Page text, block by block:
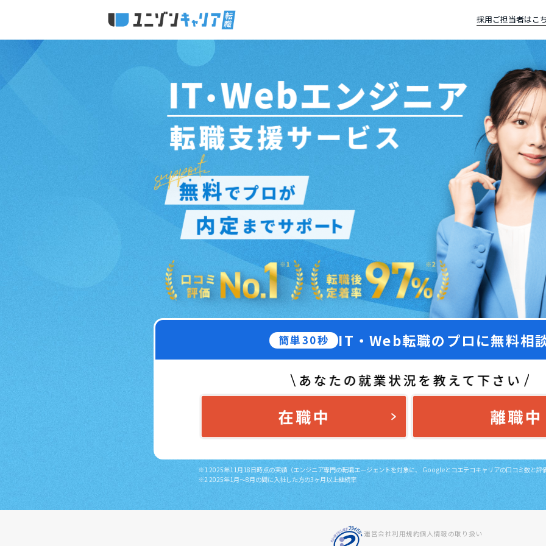
採用ご担当者はこ
簡単30秒 IT・Web転職のプロに無料相
※1 2025年11月18日時点の実績（エンジニア専門の転職エージェントを対象に、 Googleとコエテコキャリアの口コミ数と評
※2 2025年1月～8月の間に入社した方の3ヶ月以上継続率
運営会社利用規約個人情報の取り扱い